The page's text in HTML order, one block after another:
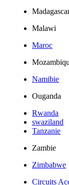
Malawi
Maroc
Namibie
Ouganda
Rwanda
swaziland
Tanzanie
Zambie
Zimbabwe
Circuits